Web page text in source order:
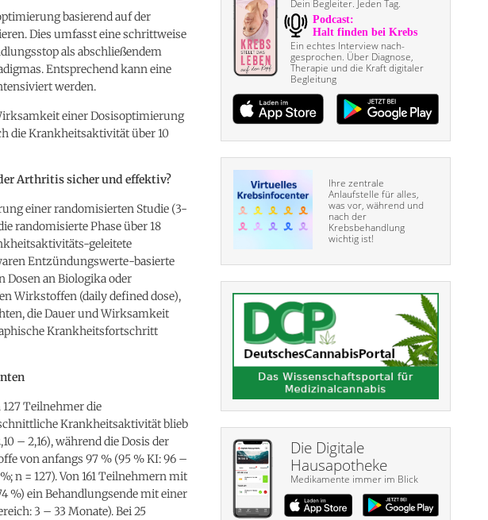
basierend auf der
Dies umfasst eine schrittweise
als abschließendem
Entsprechend kann eine
werden.
einer Dosisoptimierung
die Krankheitsaktivität über 10
Arthritis sicher und effektiv?
einer randomisierten Studie (3-
randomisierte Phase über 18
geleitete
Entzündungswerte-basierte
Dosen an Biologika oder
Wirkstoffen (daily defined dose),
die Dauer und Wirksamkeit
Krankheitsfortschritt
Teilnehmer die
Krankheitsaktivität blieb
– 2,16), während die Dosis der
von anfangs 97 % (95 % KI: 96 –
n = 127). Von 161 Teilnehmern mit
%) ein Behandlungsende mit einer
3 – 33 Monate). Bei 25
Dein Begleiter. Jeden Tag.
Ein echtes Interview nach­
gesprochen. Über Diagnose,
Therapie und die Kraft digitaler
Begleitung
Ihre zentrale
Anlaufstelle für alles,
was vor, während und
nach der
Krebsbehandlung
wichtig ist!
Die Digitale
Hausapotheke
Medikamente immer im Blick